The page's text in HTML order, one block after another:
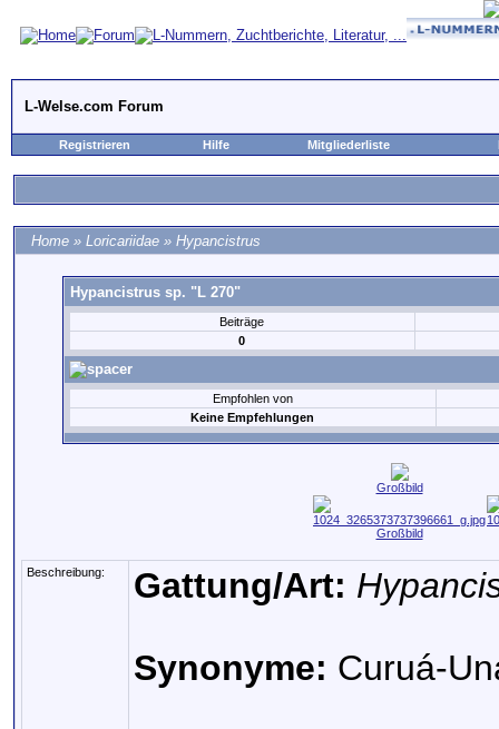
L-Welse.com Forum
Registrieren Hilfe Mitgliederliste
Home » Loricariidae » Hypancistrus
Hypancistrus sp. "L 270"
Beiträge
0
Empfohlen von
Keine Empfehlungen
Großbild
Großbild
Beschreibung: Gattung/Art:
Synonyme: Curuá-